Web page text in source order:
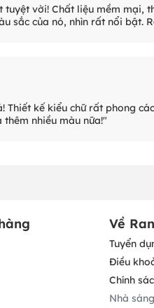
tuyệt vời! Chất liệu mềm mại,
sắc của nó, nhìn rất nổi bật.
Thiết kế kiểu chữ rất phong
thêm nhiều màu nữa!"
Về
Tuyển
Điều
Chính
Nhà